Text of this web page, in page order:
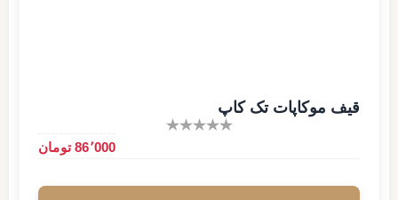
قیف موکاپات تک کاپ
86٬000 تومان